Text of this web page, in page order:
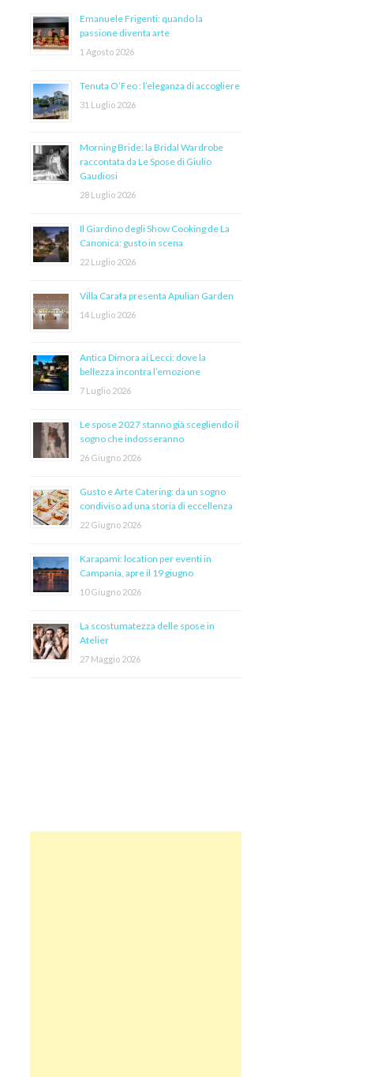
Emanuele Frigenti: quando la
passione diventa arte
1 Agosto 2026
Tenuta O’Feo : l’eleganza di accogliere
31 Luglio 2026
Morning Bride: la Bridal Wardrobe
raccontata da Le Spose di Giulio
Gaudiosi
28 Luglio 2026
Il Giardino degli Show Cooking de La
Canonica: gusto in scena
22 Luglio 2026
Villa Carafa presenta Apulian Garden
14 Luglio 2026
Antica Dimora ai Lecci: dove la
bellezza incontra l’emozione
7 Luglio 2026
Le spose 2027 stanno già scegliendo il
sogno che indosseranno
26 Giugno 2026
Gusto e Arte Catering: da un sogno
condiviso ad una storia di eccellenza
22 Giugno 2026
Karapami: location per eventi in
Campania, apre il 19 giugno
10 Giugno 2026
La scostumatezza delle spose in
Atelier
27 Maggio 2026